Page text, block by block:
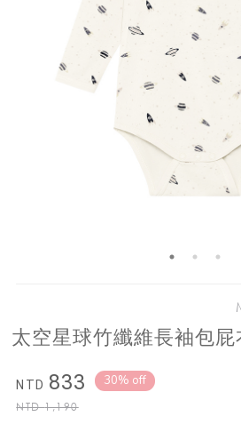
太空星球竹纖維長袖包屁
NTD 833
NTD1,190
30% off